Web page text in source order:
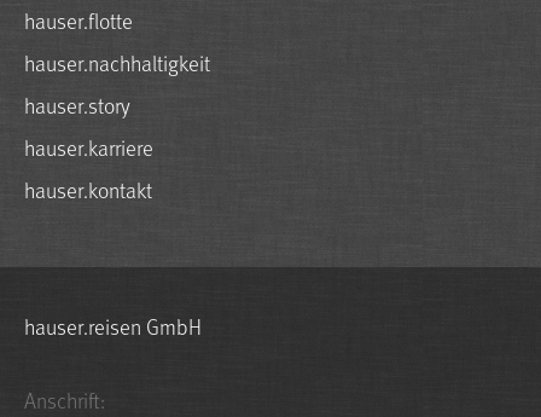
hauser.flotte
hauser.nachhaltigkeit
hauser.story
hauser.karriere
hauser.kontakt
hauser.reisen GmbH
Anschrift: